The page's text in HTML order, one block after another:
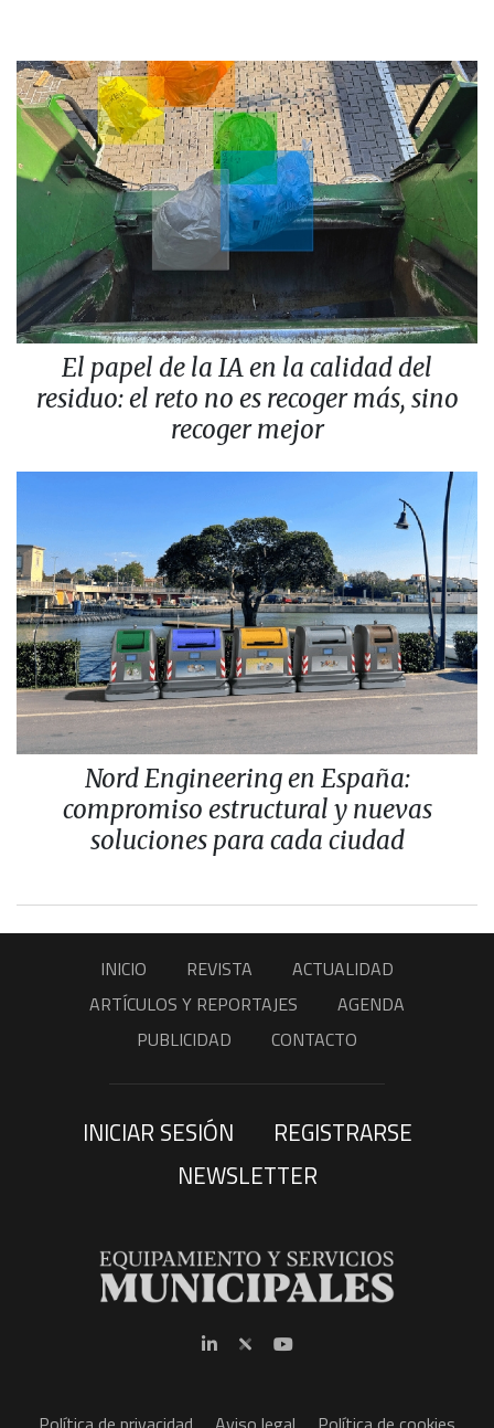
El papel de la IA en la calidad del
residuo: el reto no es recoger más, sino
recoger mejor
Nord Engineering en España:
compromiso estructural y nuevas
soluciones para cada ciudad
INICIO REVISTA
ACTUALIDAD
ARTÍCULOS Y REPORTAJES
AGENDA
PUBLICIDAD
CONTACTO
INICIAR SESIÓN
REGISTRARSE
NEWSLETTER